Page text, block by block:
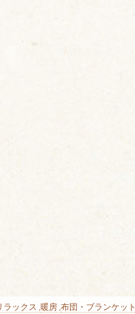
ラックス 暖房 布団・ブランケット